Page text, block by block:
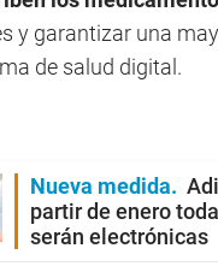
y garantizar una
de salud digital.
Nueva medida
partir de enero
serán electrónicas